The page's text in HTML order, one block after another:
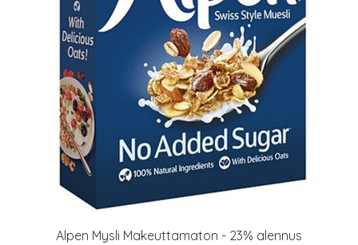
Alpen Mysli Makeuttamaton - 23% alennus